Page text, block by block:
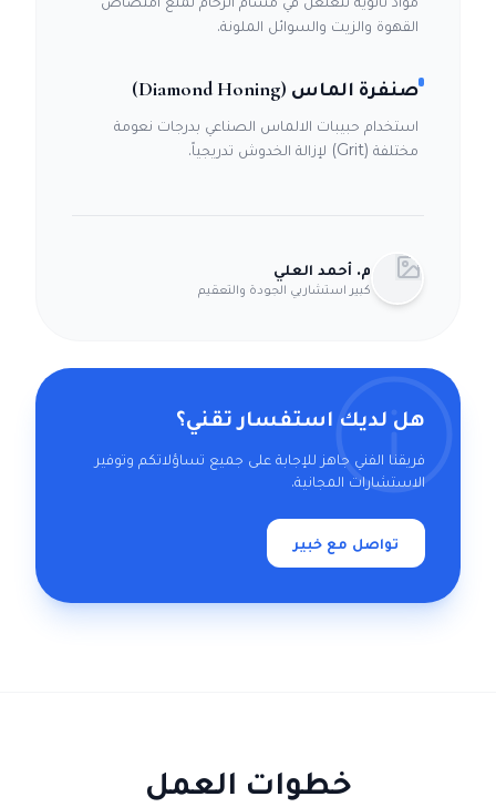
القهوة والزيت والسوائل الملونة.
صنفرة الماس (Diamond Honing)
استخدام حبيبات الالماس الصناعي بدرجات نعومة
مختلفة (Grit) لإزالة الخدوش تدريجياً.
م. أحمد العلي
كبير استشاريي الجودة والتعقيم
هل لديك استفسار تقني؟
فريقنا الفني جاهز للإجابة على جميع تساؤلاتكم وتوفير
الاستشارات المجانية.
تواصل مع خبير
خطوات العمل